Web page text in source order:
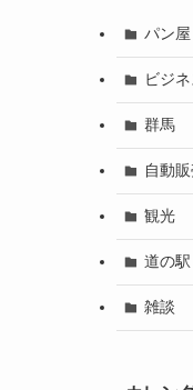
パン屋
ビジ
群馬
自動
観光
道の駅
雑談